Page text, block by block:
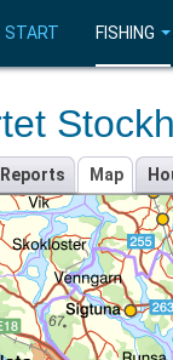
START FISHING
Reports Map